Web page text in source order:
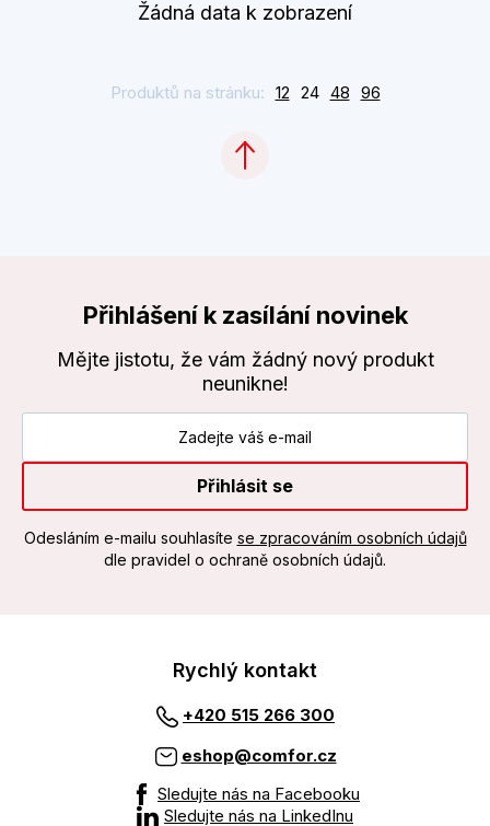
Žádná data k zobrazení
Produktů na stránku: 12 24 48 96
Přihlášení k zasílání novinek
Mějte jistotu, že vám žádný nový produkt
neunikne!
Přihlásit se
Odesláním e-mailu souhlasíte se zpracováním osobních údajů
dle pravidel o ochraně osobních údajů.
Rychlý kontakt
+420 515 266 300
eshop@comfor.cz
Sledujte nás na Facebooku
Sledujte nás na LinkedInu